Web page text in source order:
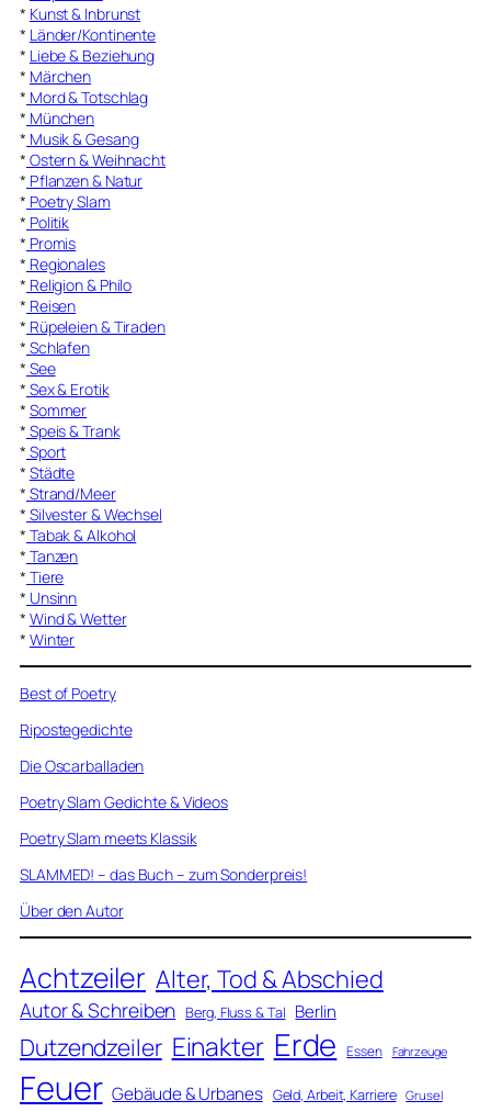
* Kunst & Inbrunst
* Länder/Kontinente
* Liebe & Beziehung
* Märchen
* Mord & Totschlag
* München
* Musik & Gesang
* Ostern & Weihnacht
* Pflanzen & Natur
* Poetry Slam
* Politik
* Promis
* Regionales
* Religion & Philo
* Reisen
* Rüpeleien & Tiraden
* Schlafen
* See
* Sex & Erotik
* Sommer
* Speis & Trank
* Sport
* Städte
* Strand/Meer
* Silvester & Wechsel
* Tabak & Alkohol
* Tanzen
* Tiere
* Unsinn
* Wind & Wetter
* Winter
Best of Poetry
Ripostegedichte
Die Oscarballaden
Poetry Slam Gedichte & Videos
Poetry Slam meets Klassik
SLAMMED! – das Buch – zum Sonderpreis!
Über den Autor
Achtzeiler Alter, Tod & Abschied
Autor & Schreiben Berg, Fluss & Tal Berlin
Dutzendzeiler Einakter Erde Essen Fahrzeuge
Feuer Gebäude & Urbanes Geld, Arbeit, Karriere Grusel